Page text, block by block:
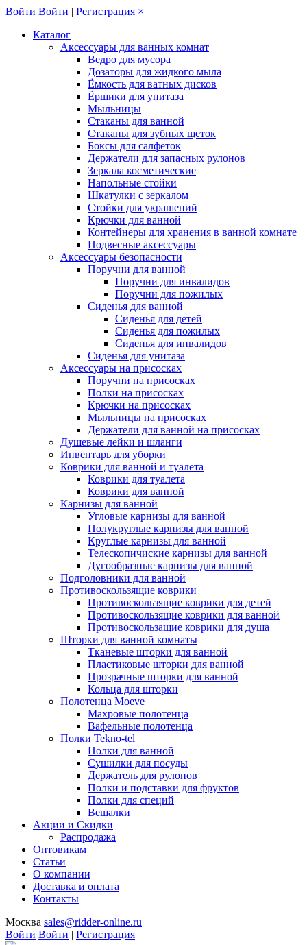
Войти Войти | Регистрация ×
Каталог
Аксессуары для ванных комнат
Ведро для мусора
Дозаторы для жидкого мыла
Ёмкость для ватных дисков
Ёршики для унитаза
Мыльницы
Стаканы для ванной
Стаканы для зубных щеток
Боксы для салфеток
Держатели для запасных рулонов
Зеркала косметические
Напольные стойки
Шкатулки с зеркалом
Стойки для украшений
Крючки для ванной
Контейнеры для хранения в ванной комнате
Подвесные аксессуары
Аксессуары безопасности
Поручни для ванной
Поручни для инвалидов
Поручни для пожилых
Сиденья для ванной
Сиденья для детей
Сиденья для пожилых
Сиденья для инвалидов
Сиденья для унитаза
Аксессуары на присосках
Поручни на присосках
Полки на присосках
Крючки на присосках
Мыльницы на присосках
Держатели для ванной на присосках
Душевые лейки и шланги
Инвентарь для уборки
Коврики для ванной и туалета
Коврики для туалета
Коврики для ванной
Карнизы для ванной
Угловые карнизы для ванной
Полукруглые карнизы для ванной
Круглые карнизы для ванной
Телескопичиские карнизы для ванной
Дугообразные карнизы для ванной
Подголовники для ванной
Противоскользящие коврики
Противоскользящие коврики для детей
Противоскользящие коврики для ванной
Противоскользащие коврики для душа
Шторки для ванной комнаты
Тканевые шторки для ванной
Пластиковые шторки для ванной
Прозрачные шторки для ванной
Кольца для шторки
Полотенца Moeve
Махровые полотенца
Вафельные полотенца
Полки Tekno-tel
Полки для ванной
Сушилки для посуды
Держатель для рулонов
Полки и подставки для фруктов
Полки для специй
Вешалки
Акции и Скидки
Распродажа
Оптовикам
Статьи
О компании
Доставка и оплата
Контакты
Москва sales@ridder-online.ru
Войти Войти | Регистрация